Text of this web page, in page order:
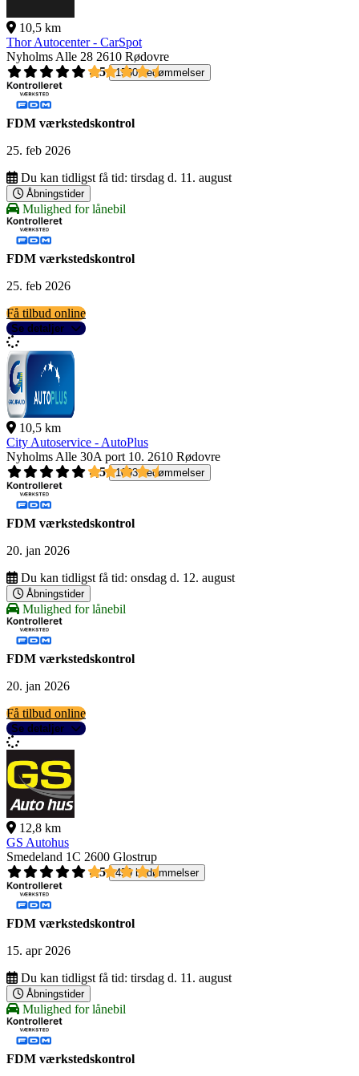
10,5 km
Thor Autocenter - CarSpot
Nyholms Alle 28 2610 Rødovre
4,5
1560 bedømmelser
FDM værkstedskontrol
25. feb 2026
Du kan tidligst få tid: tirsdag d. 11. august
Åbningstider
Mulighed for lånebil
FDM værkstedskontrol
25. feb 2026
Få tilbud online
Se detaljer
10,5 km
City Autoservice - AutoPlus
Nyholms Alle 30A port 10. 2610 Rødovre
4,5
1093 bedømmelser
FDM værkstedskontrol
20. jan 2026
Du kan tidligst få tid: onsdag d. 12. august
Åbningstider
Mulighed for lånebil
FDM værkstedskontrol
20. jan 2026
Få tilbud online
Se detaljer
12,8 km
GS Autohus
Smedeland 1C 2600 Glostrup
4,5
459 bedømmelser
FDM værkstedskontrol
15. apr 2026
Du kan tidligst få tid: tirsdag d. 11. august
Åbningstider
Mulighed for lånebil
FDM værkstedskontrol